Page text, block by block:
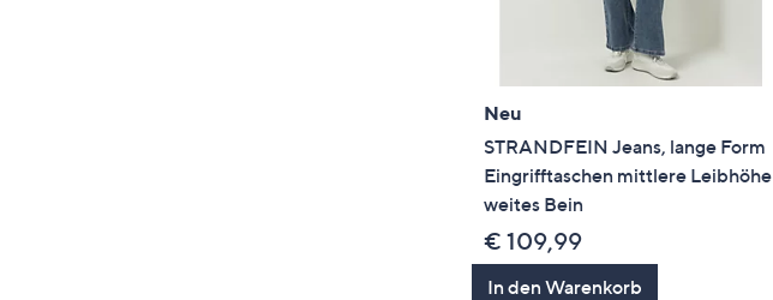
Neu
STRANDFEIN Jeans, lange Form
Eingrifftaschen mittlere Leibhöhe
weites Bein
€ 109,99
In den Warenkorb